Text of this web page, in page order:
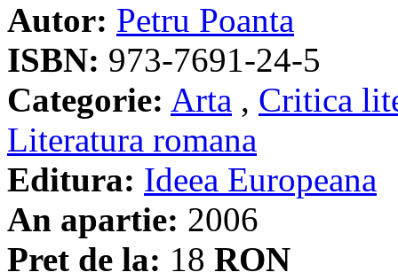
Autor: Petru Poanta
ISBN: 973-7691-24-5
Categorie: Arta , Critica
Literatura romana
Editura: Ideea Europeana
An apartie: 2006
Pret de la: 18 RON